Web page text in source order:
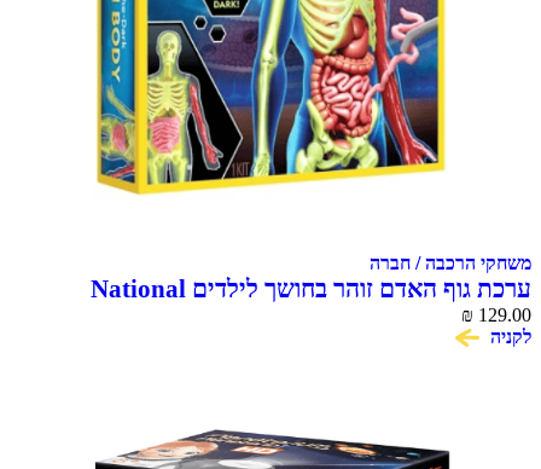
משחקי הרכבה / חברה
ערכת גוף האדם זוהר בחושך לילדים National
Geographic Glow in the Dark Human Body
₪ 129.00
לקניה